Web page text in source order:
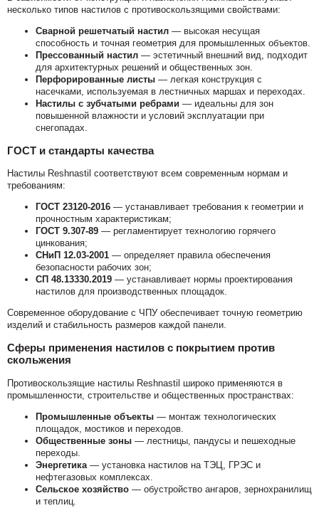
несколько типов настилов с противоскользящими свойствами:
Сварной решетчатый настил — высокая несущая
способность и точная геометрия для промышленных объектов.
Прессованный настил — эстетичный внешний вид, подходит
для архитектурных решений и общественных зон.
Перфорированные листы — легкая конструкция с
насечками, используемая в лестничных маршах и переходах.
Настилы с зубчатыми ребрами — идеальны для зон
повышенной влажности и условий эксплуатации при
снегопадах.
ГОСТ и стандарты качества
Настилы Reshnastil соответствуют всем современным нормам и
требованиям:
ГОСТ 23120-2016 — устанавливает требования к геометрии и
прочностным характеристикам;
ГОСТ 9.307-89 — регламентирует технологию горячего
цинкования;
СНиП 12.03-2001 — определяет правила обеспечения
безопасности рабочих зон;
СП 48.13330.2019 — устанавливает нормы проектирования
настилов для производственных площадок.
Современное оборудование с ЧПУ обеспечивает точную геометрию
изделий и стабильность размеров каждой панели.
Сферы применения настилов с покрытием против
скольжения
Противоскользящие настилы Reshnastil широко применяются в
промышленности, строительстве и общественных пространствах:
Промышленные объекты — монтаж технологических
площадок, мостиков и переходов.
Общественные зоны — лестницы, пандусы и пешеходные
переходы.
Энергетика — установка настилов на ТЭЦ, ГРЭС и
нефтегазовых комплексах.
Сельское хозяйство — обустройство ангаров, зернохранилищ
и теплиц.